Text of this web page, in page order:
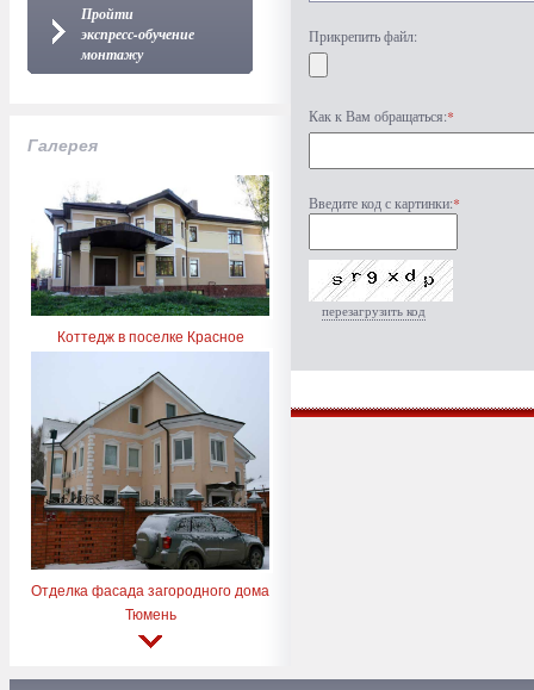
Пройти
экспресс-обучение
монтажу
Галерея
Коттедж в поселке Красное
Отделка фасада загородного дома
Тюмень
Прикрепить файл:
Как к Вам обращаться:*
Введите код с картинки:*
перезагрузить код